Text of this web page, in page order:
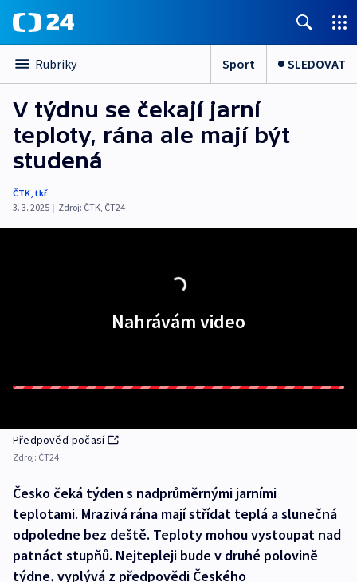
Rubriky Sport SLEDOVAT
V týdnu se čekají jarní
teploty, rána ale mají být
studená
ČTK, tkř
3. 3. 2025 | Zdroj: ČTK, ČT24
Nahrávám video
Předpověď počasí
Zdroj: ČT24
Česko čeká týden s nadprůměrnými jarními
teplotami. Mrazivá rána mají střídat teplá a slunečná
odpoledne bez deště. Teploty mohou vystoupat nad
patnáct stupňů. Nejtepleji bude v druhé polovině
týdne, vyplývá z předpovědi Českého